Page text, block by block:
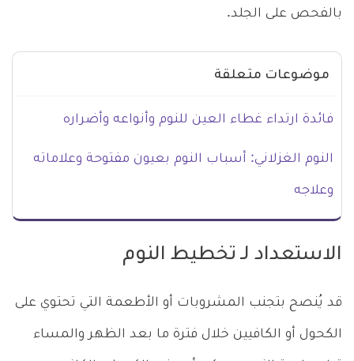
بالفحص على الجلد.
موضوعات متعلقة
فائدة ارتداء غطاء العين للنوم وأنواعه وأضراره
النوم الغزلاني: أسباب النوم بعيون مفتوحة وعلاماته
وعلاجه
الاستعداد لـ تخطيط النوم
قد يُنصح بتجنب المشروبات أو الأطعمة التي تحتوي على
الكحول أو الكافيين خلال فترة ما بعد الظهر والمساء